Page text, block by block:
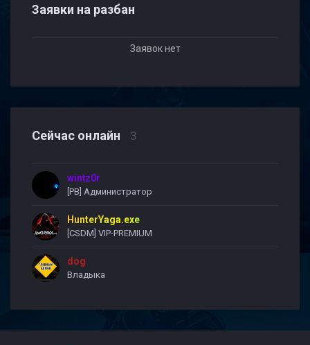
Заявки на разбан
Заявок нет
Сейчас онлайн 3
wintz0r
[PB] Администратор
HunterYaga.exe
[CSDM] VIP-PREMIUM
dog
Владыка